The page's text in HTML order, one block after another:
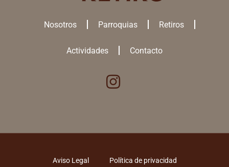
Nosotros Parroquias Retiros
Actividades Contacto
Aviso Legal Política de privacidad
RECHAZAR